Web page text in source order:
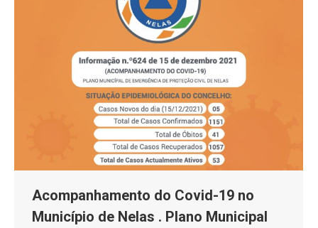
Acompanhamento do Covid-19 no
Município de Nelas . Plano Municipal